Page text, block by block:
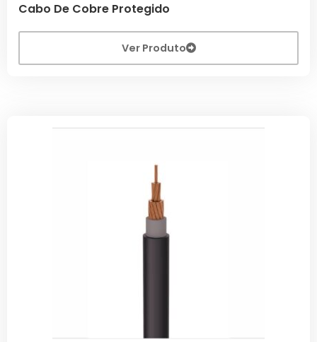
Cabo De Cobre Protegido
Ver Produto